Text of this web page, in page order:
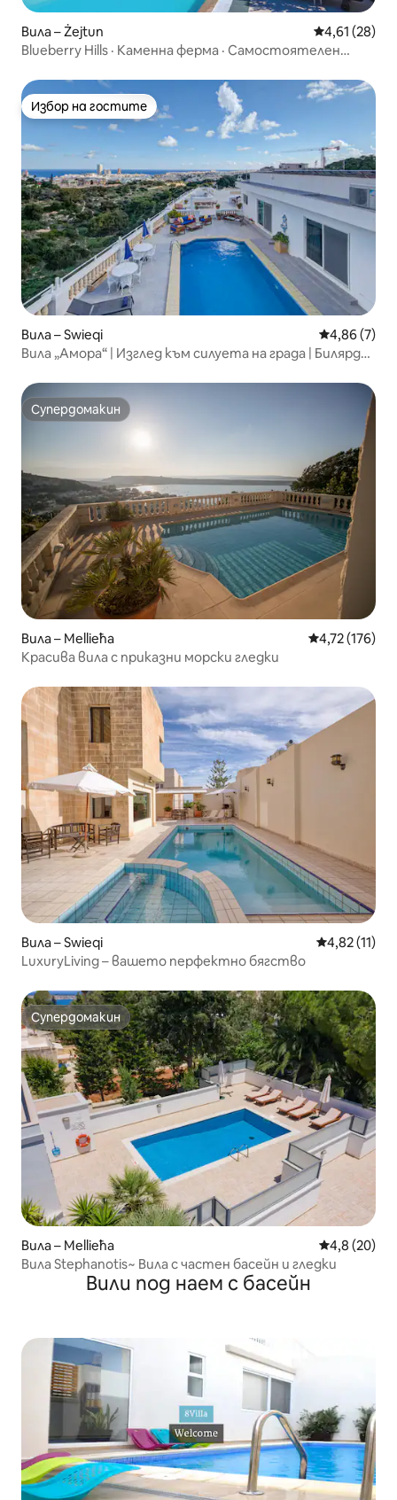
Вила – Żejtun Средна
4,61 (28)
Blueberry Hills · Каменна ферма · Самостоятелен
Избор на гостите
Избор на гостите
Вила – Swieqi Средна
4,86 (7)
Вила „Амора“ | Изглед към силуета на града | Билярдна
Супердомакин
Супердомакин
Вила – Mellieħa Средна
4,72 (176)
Красива вила с приказни морски гледки
Вила – Swieqi Средна
4,82 (11)
LuxuryLiving – вашето перфектно бягство
Супердомакин
Супердомакин
Вила – Mellieħa Средна
4,8 (20)
Вила Stephanotis~ Вилa с частен басейн и гледки
Вили под наем с басейн